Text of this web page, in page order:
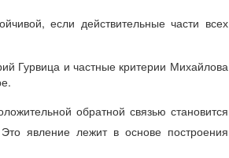
если действительные части всех
Гурвица и частные критерии Михайлова
обратной связью становится
явление лежит в основе построения